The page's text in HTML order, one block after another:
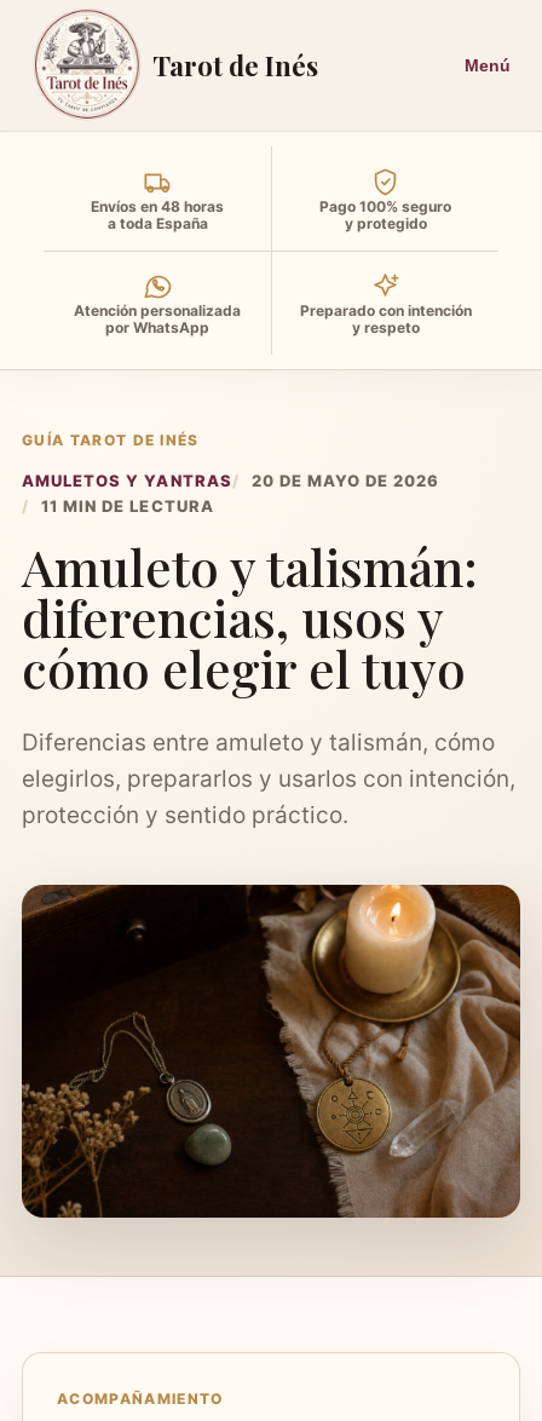
Tarot de Inés
Envíos en 48 horas
a toda España
Pago 100% seguro
y protegido
Atención personalizada
por WhatsApp
Preparado con intención
y respeto
GUÍA TAROT DE INÉS
AMULETOS Y YANTRAS
20 DE MAYO DE 2026
11 MIN DE LECTURA
Amuleto y talismán:
diferencias, usos y
cómo elegir el tuyo
Diferencias entre amuleto y talismán, cómo
elegirlos, prepararlos y usarlos con intención,
protección y sentido práctico.
ACOMPAÑAMIENTO